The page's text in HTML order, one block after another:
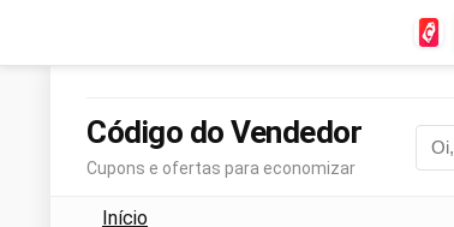
Código do Vendedor
Cupons e ofertas para economizar
Início